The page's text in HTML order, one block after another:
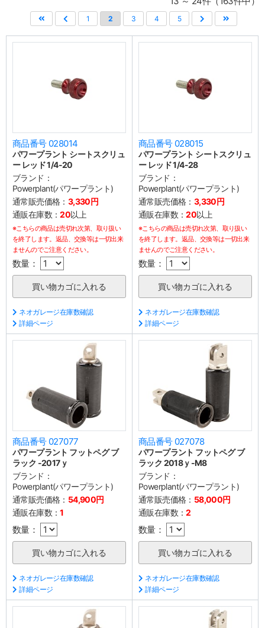
1 2 3 4 5
商品番号 028014
パワープラント シートスクリュ
ー レッド 1/4-20
ブランド：
Powerplant(パワープラント)
通常販売価格： 3,330円
通販在庫数：20以上
※こちらの商品は売切れ次第、取り扱い
を終了します。返品、交換等は一切出来
ませんのでご注意ください。
数量：
ネオガレージ在庫数確認
詳細ページ
商品番号 028015
パワープラント シートスクリュ
ー レッド 1/4-28
ブランド：
Powerplant(パワープラント)
通常販売価格： 3,330円
通販在庫数：20以上
※こちらの商品は売切れ次第、取り扱い
を終了します。返品、交換等は一切出来
ませんのでご注意ください。
数量：
ネオガレージ在庫数確認
詳細ページ
商品番号 027077
パワープラント フットペグ ブ
ラック -2017ｙ
ブランド：
Powerplant(パワープラント)
通常販売価格： 54,900円
通販在庫数：1
数量：
ネオガレージ在庫数確認
詳細ページ
商品番号 027078
パワープラント フットペグ ブ
ラック 2018ｙ-M8
ブランド：
Powerplant(パワープラント)
通常販売価格： 58,000円
通販在庫数：2
数量：
ネオガレージ在庫数確認
詳細ページ